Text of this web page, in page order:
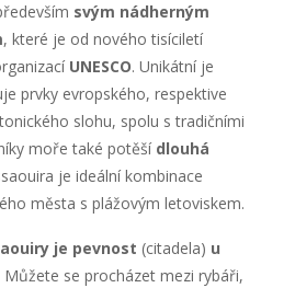
svým nádherným
, které je od nového tisíciletí
UNESCO. Unikátní je
prvky evropského, respektive
slohu, spolu s tradičními
moře také potěší dlouhá
je ideální kombinace
města s plážovým letoviskem.
je pevnost (citadela) u
Můžete se procházet mezi rybáři,